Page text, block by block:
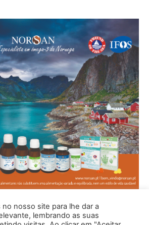
nosso site para lhe dar a
lembrando as suas